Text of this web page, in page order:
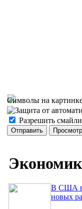
Символы на
Разрешить
В США в
новых